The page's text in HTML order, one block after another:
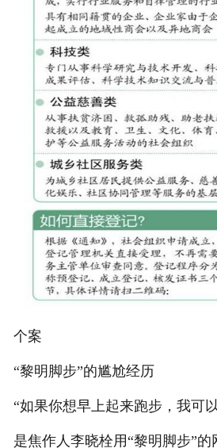
个案
“黎明脚步”的尴尬经历
“如果你想早上起来跑步，我可
是焦作人李晓栓用“黎明脚步”的